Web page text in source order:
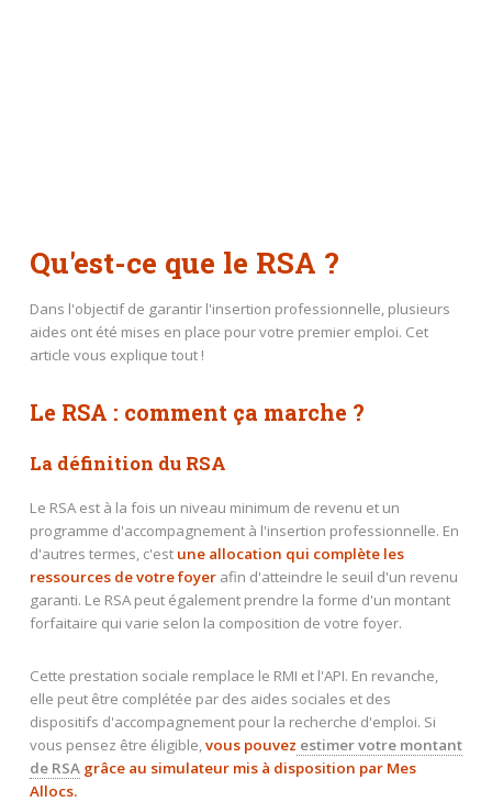
Qu'est-ce que le RSA ?
Dans l'objectif de garantir l'insertion professionnelle, plusieurs
aides ont été mises en place pour votre premier emploi. Cet
article vous explique tout !
Le RSA : comment ça marche ?
La définition du RSA
Le RSA est à la fois un niveau minimum de revenu et un
programme d'accompagnement à l'insertion professionnelle. En
d'autres termes, c'est une allocation qui complète les
ressources de votre foyerafin d'atteindre le seuil d'un revenu
garanti. Le RSA peut également prendre la forme d'un montant
forfaitaire qui varie selon la composition de votre foyer.
Cette prestation sociale remplace le RMI et l'API. En revanche,
elle peut être complétée par des aides sociales et des
dispositifs d'accompagnement pour la recherche d'emploi. Si
vous pensez être éligible, vous pouvez estimer votre montant
de RSAgrâce au simulateur mis à disposition par Mes
Allocs.